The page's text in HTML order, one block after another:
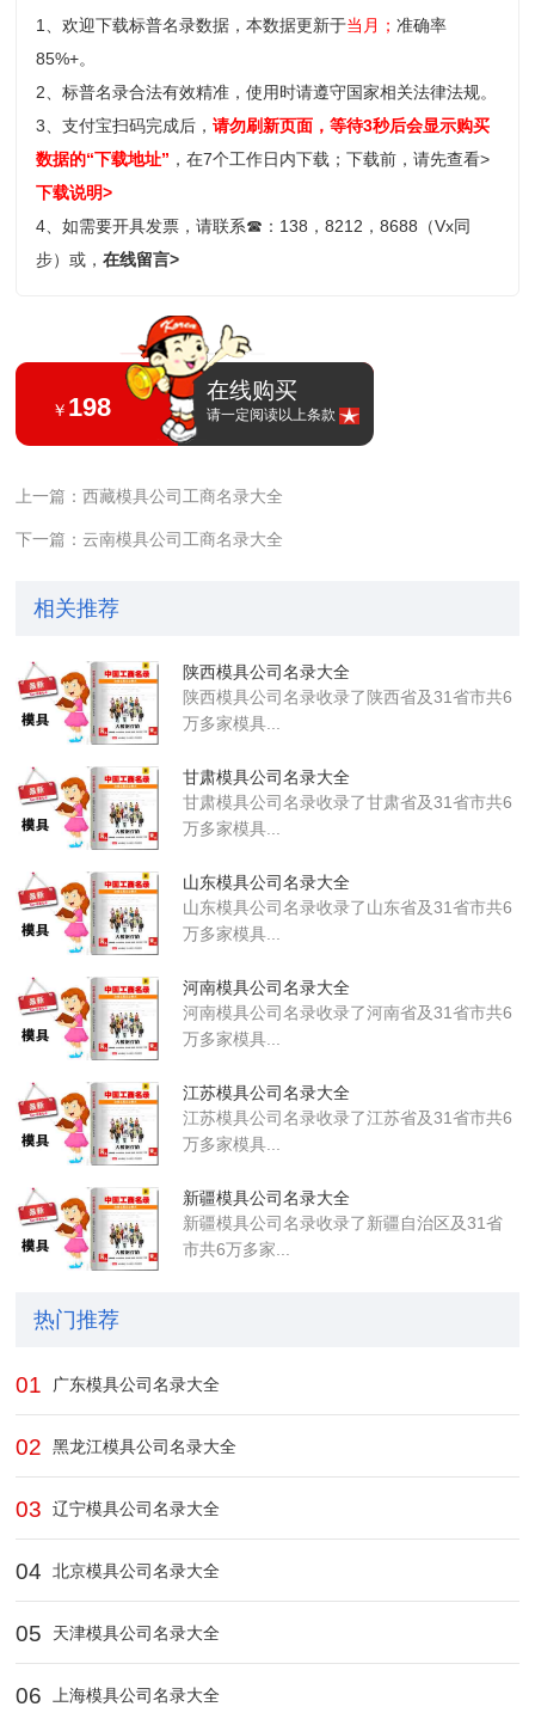
1、欢迎下载标普名录数据，本数据更新于当月；准确率
85%+。
2、标普名录合法有效精准，使用时请遵守国家相关法律法规。
3、支付宝扫码完成后，请勿刷新页面，等待3秒后会显示购买
数据的“下载地址” ，在7个工作日内下载；下载前，请先查看>
下载说明>
4、如需要开具发票，请联系☎ ：138，8212，8688（Vx同
步）或，在线留言>
￥ 198
在线购买
请一定阅读以上条款
上一篇：西藏模具公司工商名录大全
下一篇：云南模具公司工商名录大全
相关推荐
陕西模具公司名录大全
陕西模具公司名录收录了陕西省及31省市共6
万多家模具...
甘肃模具公司名录大全
甘肃模具公司名录收录了甘肃省及31省市共6
万多家模具...
山东模具公司名录大全
山东模具公司名录收录了山东省及31省市共6
万多家模具...
河南模具公司名录大全
河南模具公司名录收录了河南省及31省市共6
万多家模具...
江苏模具公司名录大全
江苏模具公司名录收录了江苏省及31省市共6
万多家模具...
新疆模具公司名录大全
新疆模具公司名录收录了新疆自治区及31省
市共6万多家...
热门推荐
01 广东模具公司名录大全
02 黑龙江模具公司名录大全
03 辽宁模具公司名录大全
04 北京模具公司名录大全
05 天津模具公司名录大全
06 上海模具公司名录大全